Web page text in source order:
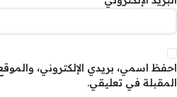
احفظ اسمي، بريدي الإلكتروني،
المقبلة في تعليقي.